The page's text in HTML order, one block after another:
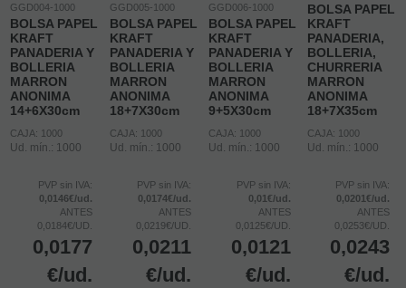
GGD004-1000
BOLSA PAPEL
KRAFT
PANADERIA Y
BOLLERIA
MARRON
ANONIMA
14+6X30cm
CAJA: 1000
Ud. mín.: 1000
PVP sin IVA:
0,0146€/ud.
ANTES
0,0184€/UD.
0,0177
€/ud.
GGD005-1000
BOLSA PAPEL
KRAFT
PANADERIA Y
BOLLERIA
MARRON
ANONIMA
18+7X30cm
CAJA: 1000
Ud. mín.: 1000
PVP sin IVA:
0,0174€/ud.
ANTES
0,0219€/UD.
0,0211
€/ud.
GGD006-1000
BOLSA PAPEL
KRAFT
PANADERIA Y
BOLLERIA
MARRON
ANONIMA
9+5X30cm
CAJA: 1000
Ud. mín.: 1000
PVP sin IVA:
0,01€/ud.
ANTES
0,0125€/UD.
0,0121
€/ud.
BOLSA PAPEL
KRAFT
PANADERIA,
BOLLERIA,
CHURRERIA
MARRON
ANONIMA
18+7X35cm
CAJA: 1000
Ud. mín.: 1000
PVP sin IVA:
0,0201€/ud.
ANTES
0,0253€/UD.
0,0243
€/ud.